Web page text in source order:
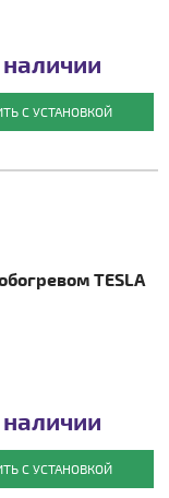
С УСТАНОВКОЙ
TESLA
С УСТАНОВКОЙ